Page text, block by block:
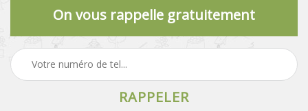
On vous rappelle gratuitement